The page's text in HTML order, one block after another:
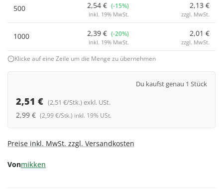
500 2,54 € (-15%)
inkl. 19% MwSt.
2,13 €
zzgl. MwSt.
1000 2,39 € (-20%)
inkl. 19% MwSt.
2,01 €
zzgl. MwSt.
Klicke auf eine Zeile um die Menge zu übernehmen
Du kaufst genau 1 Stück
2,51 € (2,51 €/Stk.) exkl. USt.
2,99 € (2,99 €/Stk.) inkl. 19% USt.
Preise inkl. MwSt. zzgl. Versandkosten
Vonmikken